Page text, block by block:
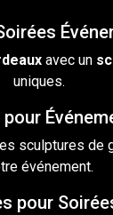
avec un
uniques.
sculptures de
événement.
pour